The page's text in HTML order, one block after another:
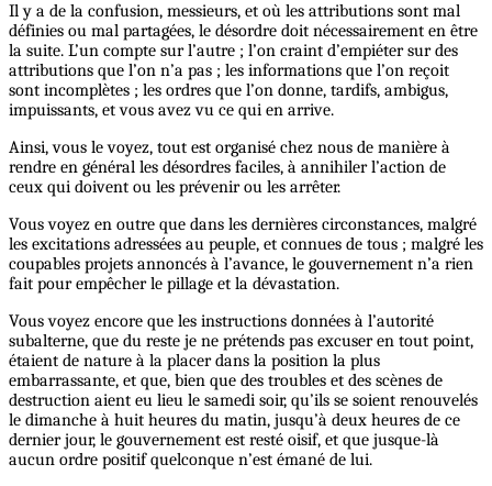
Il y a de la confusion, messieurs, et où les attributions sont mal
définies ou mal partagées, le désordre doit nécessairement en être
la suite. L’un compte sur l’autre ; l’on craint d’empiéter sur des
attributions que l’on n’a pas ; les informations que l’on reçoit
sont incomplètes ; les ordres que l’on donne, tardifs, ambigus,
impuissants, et vous avez vu ce qui en arrive.
Ainsi, vous le voyez, tout est organisé chez nous de manière à
rendre en général les désordres faciles, à annihiler l’action de
ceux qui doivent ou les prévenir ou les arrêter.
Vous voyez en outre que dans les dernières circonstances, malgré
les excitations adressées au peuple, et connues de tous ; malgré les
coupables projets annoncés à l’avance, le gouvernement n’a rien
fait pour empêcher le pillage et la dévastation.
Vous voyez encore que les instructions données à l’autorité
subalterne, que du reste je ne prétends pas excuser en tout point,
étaient de nature à la placer dans la position la plus
embarrassante, et que, bien que des troubles et des scènes de
destruction aient eu lieu le samedi soir, qu’ils se soient renouvelés
le dimanche à huit heures du matin, jusqu’à deux heures de ce
dernier jour, le gouvernement est resté oisif, et que jusque-là
aucun ordre positif quelconque n’est émané de lui.